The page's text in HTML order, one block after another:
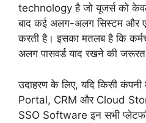
technology है जो यूजर्स को
बाद कई अलग-अलग सिस्टम और
करती है। इसका मतलब है कि
अलग पासवर्ड याद रखने की जरूरत
उदाहरण के लिए, यदि किसी कंपनी
Portal, CRM और Cloud
SSO Software इन सभी